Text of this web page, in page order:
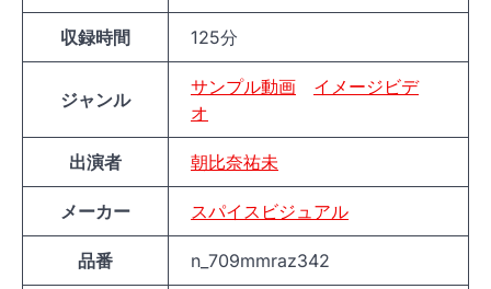
収録時間 125分
ジャンル
サンプル動画
イメージビデ
オ
出演者 朝比奈祐未
メーカー スパイスビジュアル
品番 n_709mmraz342